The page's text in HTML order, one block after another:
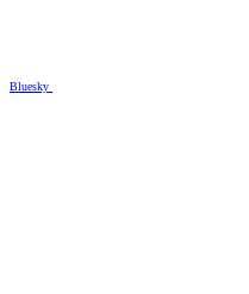
Bluesky